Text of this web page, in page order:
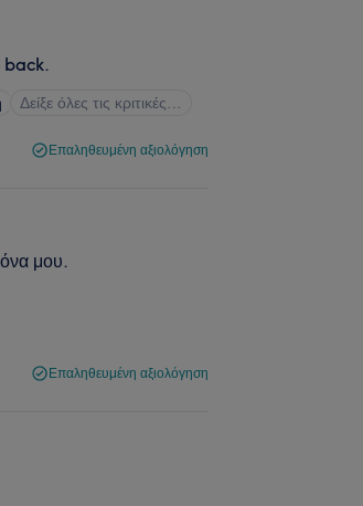
Δείξε όλες τις κριτικές…
Επαληθευμένη αξιολόγηση
μου.
Επαληθευμένη αξιολόγηση